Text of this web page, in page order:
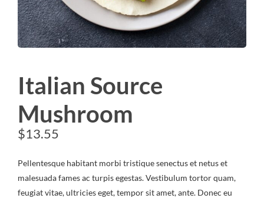
Italian Source
Mushroom
$13.55
Pellentesque habitant morbi tristique senectus et netus et
malesuada fames ac turpis egestas. Vestibulum tortor quam,
feugiat vitae, ultricies eget, tempor sit amet, ante. Donec eu